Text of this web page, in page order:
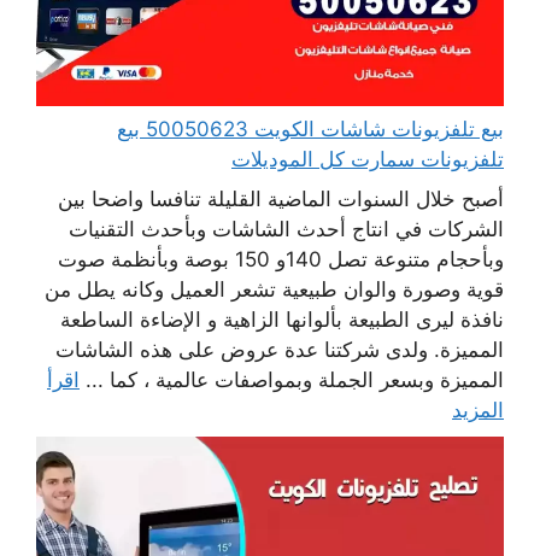
بيع تلفزيونات شاشات الكويت 50050623 بيع
تلفزيونات سمارت كل الموديلات
أصبح خلال السنوات الماضية القليلة تنافسا واضحا بين
الشركات في انتاج أحدث الشاشات وبأحدث التقنيات
وبأحجام متنوعة تصل 140و 150 بوصة وبأنظمة صوت
قوية وصورة والوان طبيعية تشعر العميل وكانه يطل من
نافذة ليرى الطبيعة بألوانها الزاهية و الإضاءة الساطعة
المميزة. ولدى شركتنا عدة عروض على هذه الشاشات
المميزة وبسعر الجملة وبمواصفات عالمية ، كما ... اقرأ
المزيد